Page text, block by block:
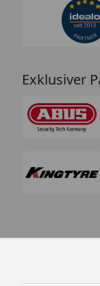
Exklusiver